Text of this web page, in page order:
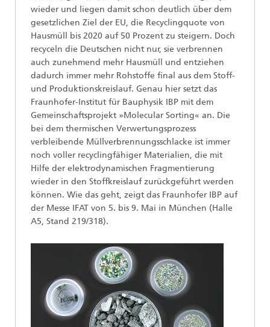
wieder und liegen damit schon deutlich über dem
gesetzlichen Ziel der EU, die Recyclingquote von
Hausmüll bis 2020 auf 50 Prozent zu steigern. Doch
recyceln die Deutschen nicht nur, sie verbrennen
auch zunehmend mehr Hausmüll und entziehen
dadurch immer mehr Rohstoffe final aus dem Stoff-
und Produktionskreislauf. Genau hier setzt das
Fraunhofer-Institut für Bauphysik IBP mit dem
Gemeinschaftsprojekt »Molecular Sorting« an. Die
bei dem thermischen Verwertungsprozess
verbleibende Müllverbrennungsschlacke ist immer
noch voller recyclingfähiger Materialien, die mit
Hilfe der elektrodynamischen Fragmentierung
wieder in den Stoffkreislauf zurückgeführt werden
können. Wie das geht, zeigt das Fraunhofer IBP auf
der Messe IFAT von 5. bis 9. Mai in München (Halle
A5, Stand 219/318).